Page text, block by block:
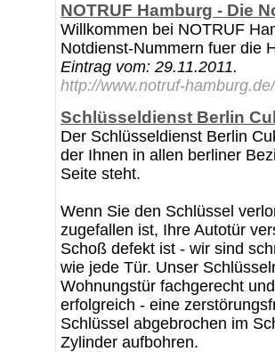
NOTRUF Hamburg - Die
Willkommen bei NOTRUF
Notdienst-Nummern fuer die
Eintrag vom: 29.11.2011.
http://www.notruf-hamburg.de/
Schlüsseldienst Berlin
Der Schlüsseldienst Berlin
der Ihnen in allen berliner
Seite steht.
Wenn Sie den Schlüssel
zugefallen ist, Ihre Autotür
Schoß defekt ist - wir sind
wie jede Tür. Unser
Wohnungstür fachgerecht
erfolgreich - eine
Schlüssel abgebrochen im
Zylinder aufbohren.